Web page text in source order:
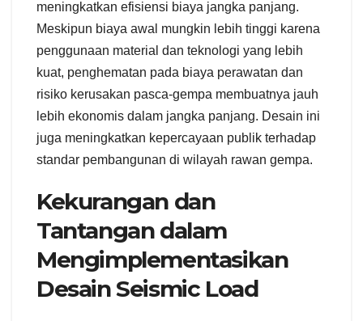
meningkatkan efisiensi biaya jangka panjang.
Meskipun biaya awal mungkin lebih tinggi karena
penggunaan material dan teknologi yang lebih
kuat, penghematan pada biaya perawatan dan
risiko kerusakan pasca-gempa membuatnya jauh
lebih ekonomis dalam jangka panjang. Desain ini
juga meningkatkan kepercayaan publik terhadap
standar pembangunan di wilayah rawan gempa.
Kekurangan dan
Tantangan dalam
Mengimplementasikan
Desain Seismic Load